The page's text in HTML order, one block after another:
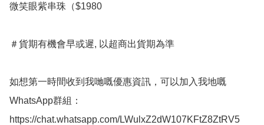
微笑眼紫串珠（$1980
＃貨期有機會早或遲, 以超商出貨期為準
如想第一時間收到我哋嘅優惠資訊，可以加入我地嘅
WhatsApp群組：
https://chat.whatsapp.com/LWulxZ2dW107KFtZ8ZtRV5